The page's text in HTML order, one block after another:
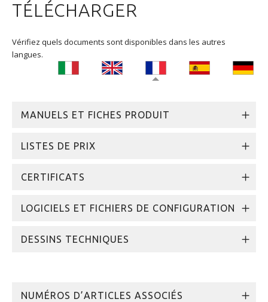
TÉLÉCHARGER
Vérifiez quels documents sont disponibles dans les autres
langues.
MANUELS ET FICHES PRODUIT
LISTES DE PRIX
CERTIFICATS
LOGICIELS ET FICHIERS DE CONFIGURATION
DESSINS TECHNIQUES
NUMÉROS D’ARTICLES ASSOCIÉS